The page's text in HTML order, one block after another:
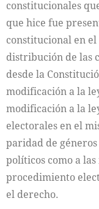
constitucionales
que hice fue
constitucional en
distribución de las
desde la
modificación a la
modificación a la
electorales en el
paridad de
políticos como a
procedimiento
el derecho.